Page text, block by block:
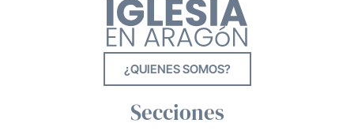
¿QUIENES SOMOS?
Secciones